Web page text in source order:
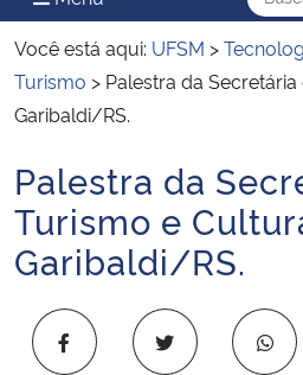
Ministério das Relações Exteriores
Ministério da Economia
Ministério da Infraestrutura
Ministério da Agricultura, Pecuária e
Ministério da Cidadania
Você está aqui: UFSM >
Turismo > Palestra da
Garibaldi/RS.
Início do conteúdo
Palestra da
Turismo e
Garibaldi/RS.